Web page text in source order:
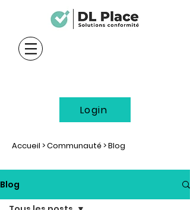
Login
Accueil >Communauté> Blog
Blog